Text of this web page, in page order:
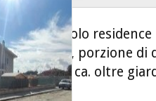
in piccolo
alla E45, porzione
mq. 150 ca. oltre